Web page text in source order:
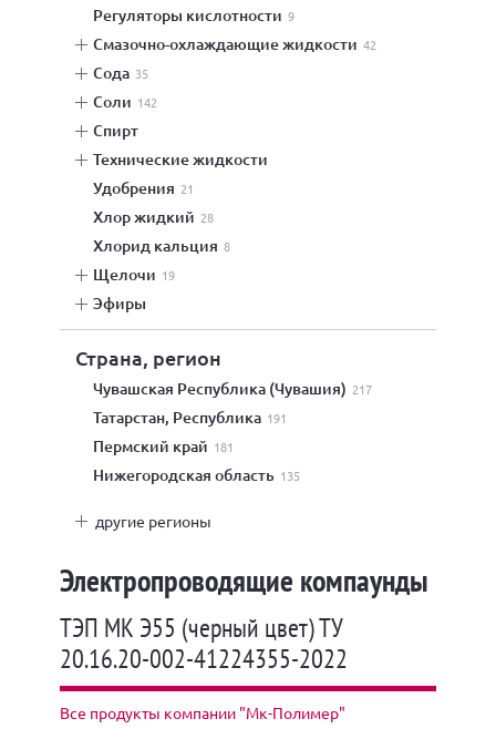
регуляторы кислотности 9
смазочно-охлаждающие жидкости 42
сода 35
соли 142
спирт
технические жидкости
удобрения 21
хлор жидкий 28
хлорид кальция 8
щелочи 19
эфиры
Страна, регион
Чувашская Республика (Чувашия) 217
Татарстан, Республика 191
Пермский край 181
Нижегородская область 135
другие регионы
Электропроводящие компаунды
ТЭП МК Э55 (черный цвет) ТУ
20.16.20-002-41224355-2022
Все продукты компании "Мк-Полимер"